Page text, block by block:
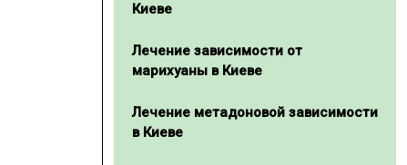
Киеве
Лечение зависимости от
марихуаны в Киеве
Лечение метадоновой зависимости
в Киеве